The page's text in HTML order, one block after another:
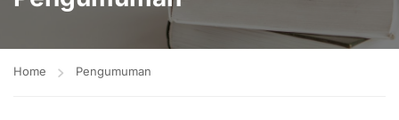
Home Pengumuman